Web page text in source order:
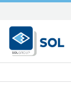
Skip
to
content.
|
to